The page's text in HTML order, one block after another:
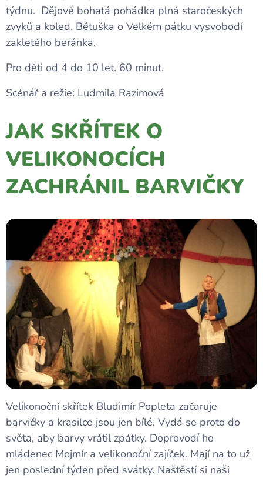
týdnu. Dějově bohatá pohádka plná staročeských
zvyků a koled. Bětuška o Velkém pátku vysvobodí
zakletého beránka.
Pro děti od 4 do 10 let. 60 minut.
Scénář a režie: Ludmila Razimová
JAK SKŘÍTEK O
VELIKONOCÍCH
ZACHRÁNIL BARVIČKY
Velikonoční skřítek Bludimír Popleta začaruje
barvičky a krasilce jsou jen bílé. Vydá se proto do
světa, aby barvy vrátil zpátky. Doprovodí ho
mládenec Mojmír a velikonoční zajíček. Mají na to už
jen poslední týden před svátky. Naštěstí si naši